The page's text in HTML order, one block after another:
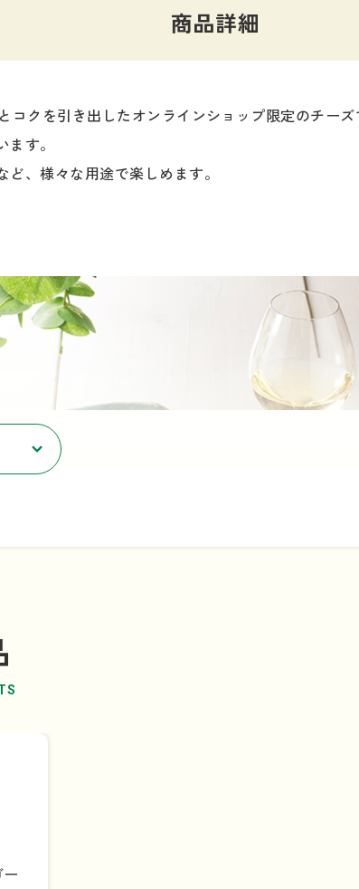
商品詳細
クを引き出したオンラインショップ限定のチーズ
す。
、様々な用途で楽しめます。